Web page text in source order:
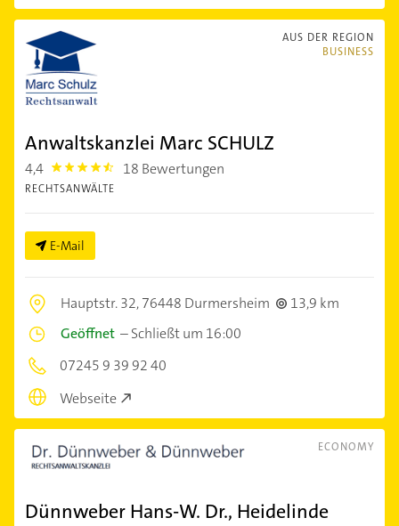
AUS DER REGION
BUSINESS
Anwaltskanzlei Marc SCHULZ
4,4 4.4 18 Bewertungen
RECHTSANWÄLTE
E-Mail
Hauptstr. 32,76448 Durmersheim
13,9 km
Geöffnet –Schließt um 16:00
07245 9 39 92 40
Webseite
ECONOMY
Dünnweber Hans-W. Dr., Heidelinde